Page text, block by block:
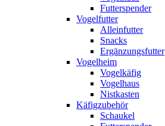
Futterspender
Vogelfutter
Alleinfutter
Snacks
Ergänzungsfutter
Vogelheim
Vogelkäfig
Vogelhaus
Nistkasten
Käfigzubehör
Schaukel